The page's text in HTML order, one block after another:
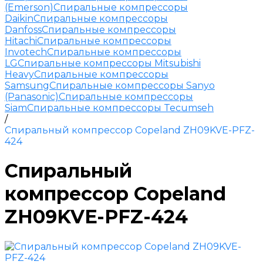
(Emerson)Спиральные компрессоры
DaikinСпиральные компрессоры
DanfossСпиральные компрессоры
HitachiСпиральные компрессоры
InvotechСпиральные компрессоры
LGСпиральные компрессоры Mitsubishi
HeavyСпиральные компрессоры
SamsungСпиральные компрессоры Sanyo
(Panasonic)Спиральные компрессоры
SiamСпиральные компрессоры Tecumseh
/
Спиральный компрессор Copeland ZH09KVE-PFZ-
424
Спиральный
компрессор Copeland
ZH09KVE-PFZ-424